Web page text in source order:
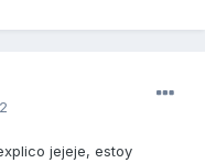
jejeje, estoy